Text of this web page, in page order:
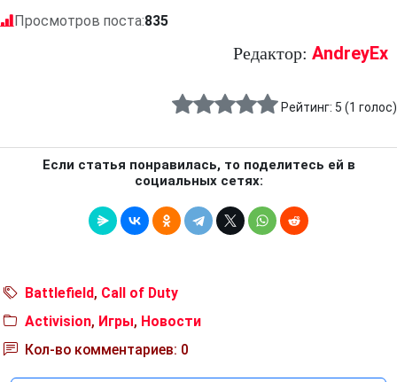
Просмотров поста:835
Редактор: AndreyEx
Рейтинг: 5 (1 голос)
Если статья понравилась, то поделитесь ей в
социальных сетях:
Battlefield, Call of Duty
Activision, Игры, Новости
Кол-во комментариев: 0